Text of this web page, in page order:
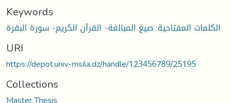
Keywords
الكلمات المفتاحية: صيغ المبالغة- القرآن الكريم- سورة البقرة
URI
https://depot.univ-msila.dz/handle/123456789/25195
Collections